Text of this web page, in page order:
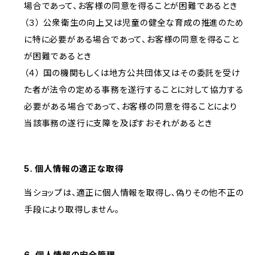
場合であって、お客様の同意を得ることが困難であるとき
（３） 公衆衛生の向上又は児童の健全な育成の推進のため
に特に必要がある場合であって、お客様の同意を得ること
が困難であるとき
（４） 国の機関もしくは地方公共団体又はその委託を受け
た者が法令の定める事務を遂行することに対して協力する
必要がある場合であって、お客様の同意を得ることにより
当該事務の遂行に支障を及ぼすおそれがあるとき
5. 個人情報の適正な取得
当ショップは、適正に個人情報を取得し、偽りその他不正の
手段により取得しません。